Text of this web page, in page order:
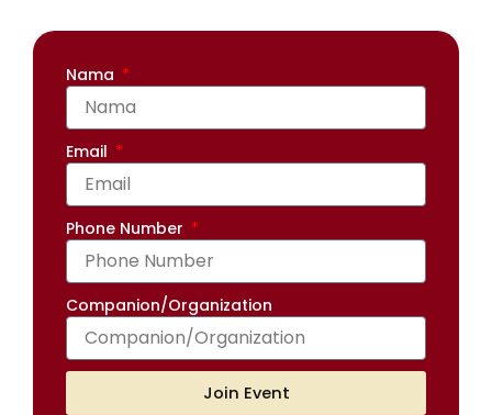
Nama
Email
Phone Number
Companion/Organization
Join Event